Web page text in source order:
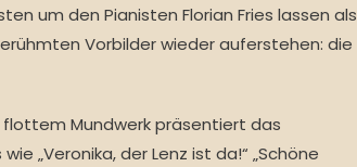
um den Pianisten Florian Fries lassen als
Vorbilder wieder auferstehen: die
Mundwerk präsentiert das
„Veronika, der Lenz ist da!“ „Schöne